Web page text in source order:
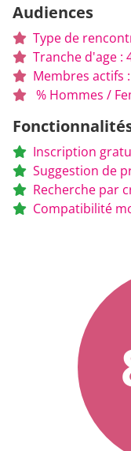
Audiences
Type de
Tranche d'age :
Membres actifs
% Hommes /
Inscription
Suggestion de
Recherche par
Compatibilité